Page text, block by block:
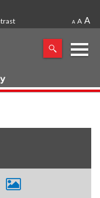
A A A
X